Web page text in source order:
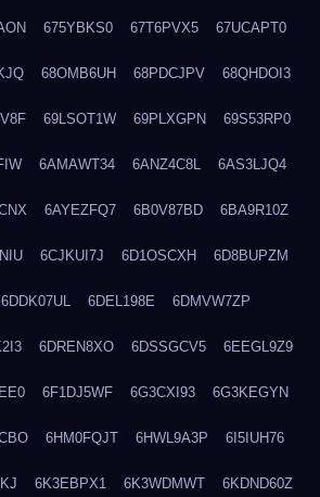
675YBKS0 67T6PVX5 67UCAPT0
68OMB6UH 68PDCJPV 68QHDOI3
69LSOT1W 69PLXGPN 69S53RP0
6AMAWT34 6ANZ4C8L 6AS3LJQ4
6AYEZFQ7 6B0V87BD 6BA9R10Z
6CJKUI7J 6D1OSCXH 6D8BUPZM
6DDK07UL 6DEL198E 6DMVW7ZP
6DREN8XO 6DSSGCV5 6EEGL9Z9
6F1DJ5WF 6G3CXI93 6G3KEGYN
6HM0FQJT 6HWL9A3P 6I5IUH76
6K3EBPX1 6K3WDMWT 6KDND60Z